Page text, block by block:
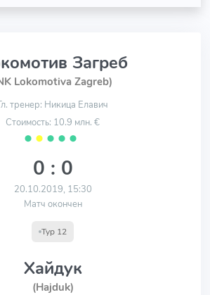
Загреб
Lokomotiva Zagreb)
тренер: Никица Елавич
Стоимость: 10.9 млн. €
⬤ ⬤ ⬤ ⬤ ⬤
0 : 0
20.10.2019, 15:30
Матч окончен
Тур 12
Хайдук
(Hajduk)